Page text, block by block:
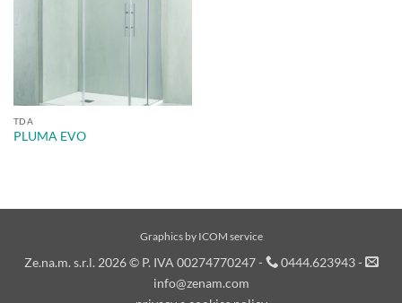
TDA
PLUMA EVO
Graphics by ICOM service
Ze.na.m. s.r.l. 2026 © P. IVA 00274770247 -
0444.623943 -
info@zenam.com